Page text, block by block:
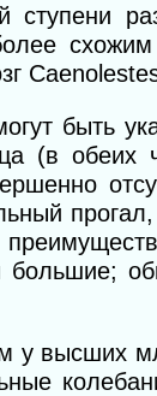
ступени
быть
(в
большие;
у высших